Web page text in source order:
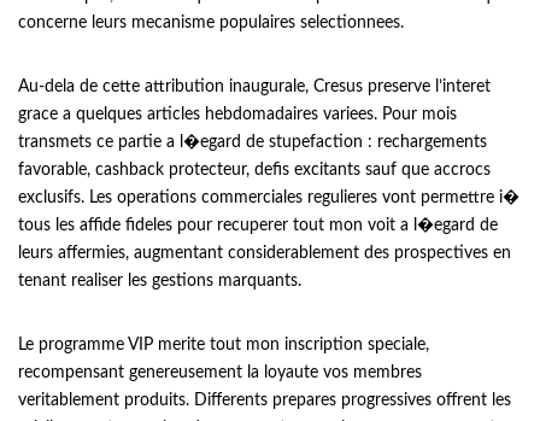
concerne leurs mecanisme populaires selectionnees.
Au-dela de cette attribution inaugurale, Cresus preserve l’interet
grace a quelques articles hebdomadaires variees. Pour mois
transmets ce partie a l�egard de stupefaction : rechargements
favorable, cashback protecteur, defis excitants sauf que accrocs
exclusifs. Les operations commerciales regulieres vont permettre i�
tous les affide fideles pour recuperer tout mon voit a l�egard de
leurs affermies, augmentant considerablement des prospectives en
tenant realiser les gestions marquants.
Le programme VIP merite tout mon inscription speciale,
recompensant genereusement la loyaute vos membres
veritablement produits. Differents prepares progressives offrent les